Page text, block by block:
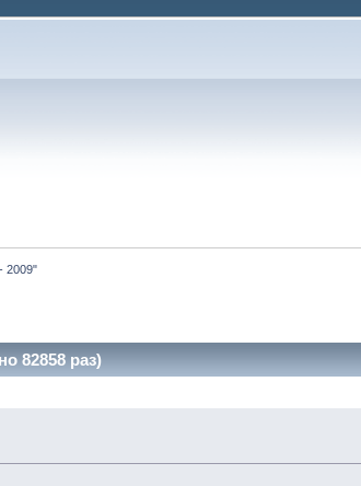
2009"
82858 раз)